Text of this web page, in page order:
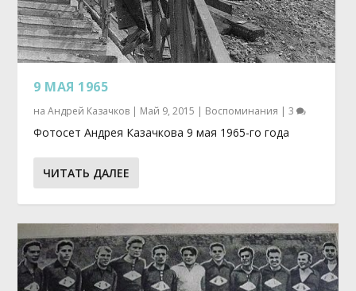
9 МАЯ 1965
наАндрей Казачков | Май 9, 2015 | Воспоминания |3
Фотосет Андрея Казачкова 9 мая 1965-го года
ЧИТАТЬ ДАЛЕЕ